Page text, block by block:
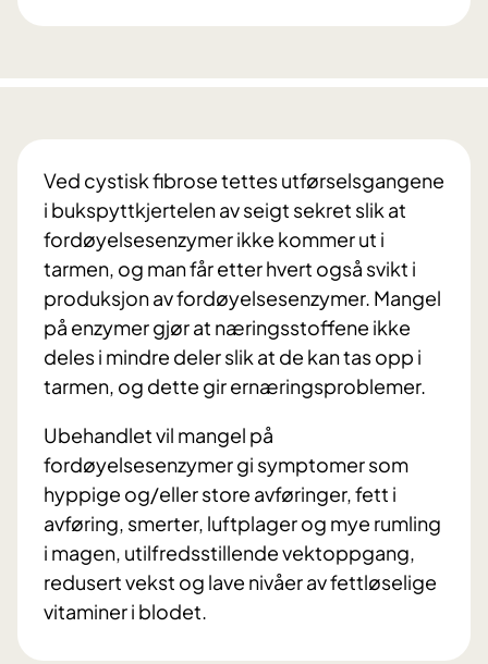
Ved cystisk fibrose tettes utførselsgangene
i bukspyttkjertelen av seigt sekret slik at
fordøyelsesenzymer ikke kommer ut i
tarmen, og man får etter hvert også svikt i
produksjon av fordøyelsesenzymer. Mangel
på enzymer gjør at næringsstoffene ikke
deles i mindre deler slik at de kan tas opp i
tarmen, og dette gir ernæringsproblemer.
Ubehandlet vil mangel på
fordøyelsesenzymer gi symptomer som
hyppige og/eller store avføringer, fett i
avføring, smerter, luftplager og mye rumling
i magen, utilfredsstillende vektoppgang,
redusert vekst og lave nivåer av fettløselige
vitaminer i blodet.